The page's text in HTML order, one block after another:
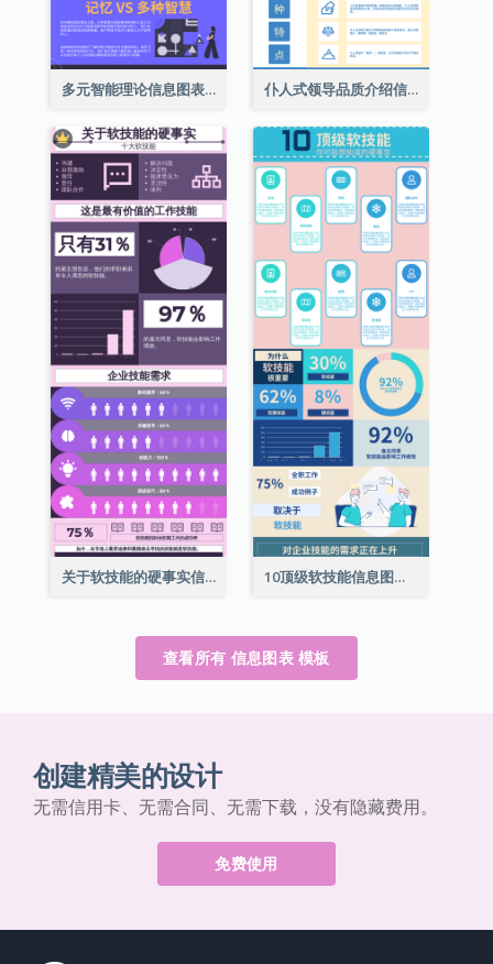
多元智能理论信息图表 仆人式领导品质介绍信息图表
关于软技能的硬事实信息图表 10顶级软技能信息图表
查看所有 信息图表 模板
创建精美的设计
无需信用卡、无需合同、无需下载，没有隐藏费用。
免费使用